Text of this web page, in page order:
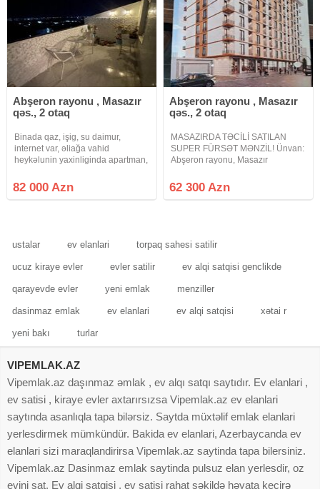
Abşeron rayonu , Masazır
qəs., 2 otaq
Binada qaz, işig, su daimur,
internet var, əliağa vahid
heykəlunin yaxinliginda apartman,
82 000 Azn
Abşeron rayonu , Masazır
qəs., 2 otaq
MASAZIRDA TƏCİLİ SATILAN
SUPER FÜRSƏT MƏNZİL! Ünvan:
Abşeron rayonu, Masazır
tam üzbəüzü. Mərtəbə: 10/7 (10
mərtəbəli binanın 7-ci mərtəbəsi).
62 300 Azn
ustalar ev elanlari torpaq sahesi satilir
ucuz kiraye evler evler satilir ev alqi satqisi genclikde
qarayevde evler yeni emlak menziller
dasinmaz emlak ev elanlari ev alqi satqisi xətai r
yeni bakı turlar
VIPEMLAK.AZ
Vipemlak.az daşınmaz əmlak , ev alqı satqı saytıdır. Ev elanlari ,
ev satisi , kiraye evler axtarırsızsa Vipemlak.az ev elanlari
saytında asanlıqla tapa bilərsiz. Saytda müxtəlif emlak elanlari
yerlesdirmek mümkündür. Bakida ev elanlari, Azerbaycanda ev
elanlari sizi maraqlandirirsa Vipemlak.az saytinda tapa bilersiniz.
Vipemlak.az Dasinmaz emlak saytinda pulsuz elan yerlesdir, oz
evini sat. Ev alqi satqisi , ev satisi rahat şəkildə həyata keçirə